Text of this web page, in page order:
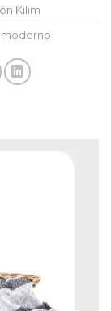
Kilim
moderno